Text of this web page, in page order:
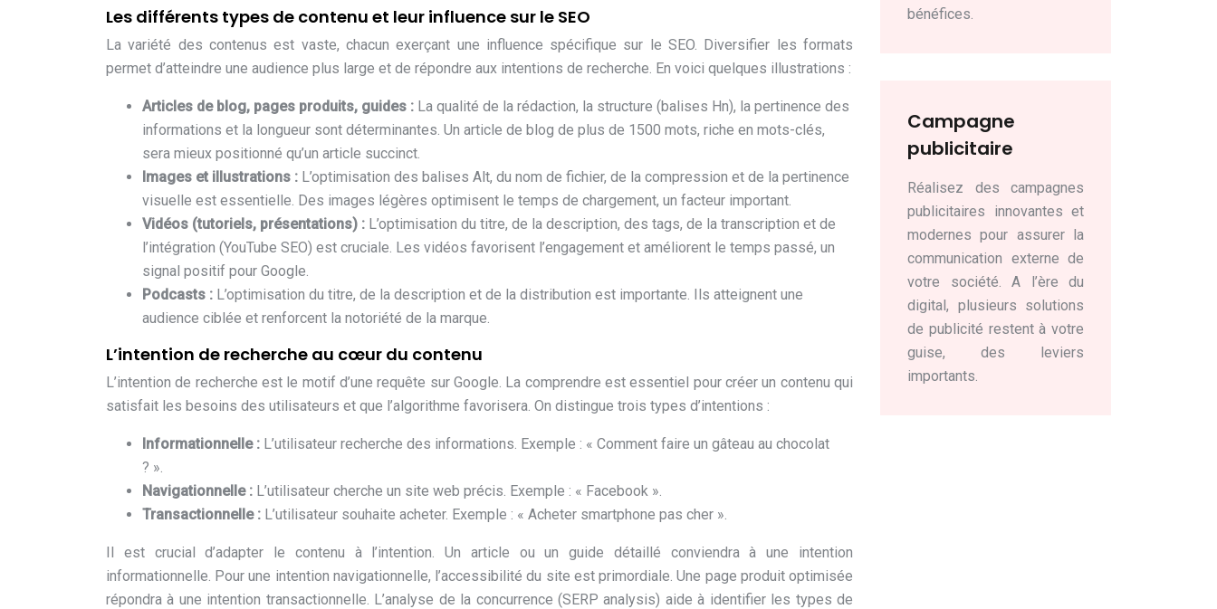
Les différents types de contenu et leur influence sur le SEO
La variété des contenus est vaste, chacun exerçant une influence spécifique sur le SEO. Diversifier les formats
permet d’atteindre une audience plus large et de répondre aux intentions de recherche. En voici quelques illustrations :
Articles de blog, pages produits, guides : La qualité de la rédaction, la structure (balises Hn), la pertinence des
informations et la longueur sont déterminantes. Un article de blog de plus de 1500 mots, riche en mots-clés,
sera mieux positionné qu’un article succinct.
Images et illustrations : L’optimisation des balises Alt, du nom de fichier, de la compression et de la pertinence
visuelle est essentielle. Des images légères optimisent le temps de chargement, un facteur important.
Vidéos (tutoriels, présentations) : L’optimisation du titre, de la description, des tags, de la transcription et de
l’intégration (YouTube SEO) est cruciale. Les vidéos favorisent l’engagement et améliorent le temps passé, un
signal positif pour Google.
Podcasts : L’optimisation du titre, de la description et de la distribution est importante. Ils atteignent une
audience ciblée et renforcent la notoriété de la marque.
L’intention de recherche au cœur du contenu
L’intention de recherche est le motif d’une requête sur Google. La comprendre est essentiel pour créer un contenu qui
satisfait les besoins des utilisateurs et que l’algorithme favorisera. On distingue trois types d’intentions :
Informationnelle : L’utilisateur recherche des informations. Exemple : « Comment faire un gâteau au chocolat
? ».
Navigationnelle : L’utilisateur cherche un site web précis. Exemple : « Facebook ».
Transactionnelle : L’utilisateur souhaite acheter. Exemple : « Acheter smartphone pas cher ».
Il est crucial d’adapter le contenu à l’intention. Un article ou un guide détaillé conviendra à une intention
informationnelle. Pour une intention navigationnelle, l’accessibilité du site est primordiale. Une page produit optimisée
répondra à une intention transactionnelle. L’analyse de la concurrence (SERP analysis) aide à identifier les types de
bénéfices.
Campagne
publicitaire
Réalisez des campagnes
publicitaires innovantes et
modernes pour assurer la
communication externe de
votre société. A l’ère du
digital, plusieurs solutions
de publicité restent à votre
guise, des leviers
importants.